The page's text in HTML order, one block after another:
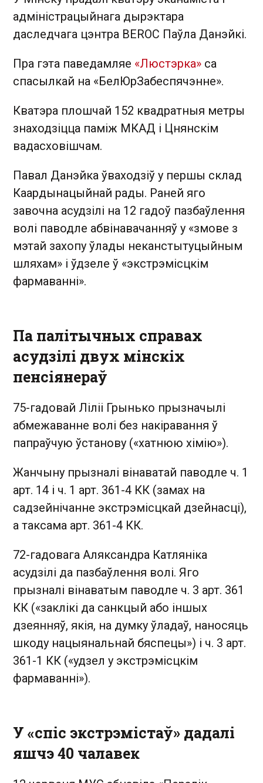
адміністрацыйнага дырэктара
даследчага цэнтра BEROC Паўла Данэйкі.
Пра гэта паведамляе «Люстэрка» са
спасылкай на «БелЮрЗабеспячэнне».
Кватэра плошчай 152 квадратныя метры
знаходзіцца паміж МКАД і Цнянскім
вадасховішчам.
Павал Данэйка ўваходзіў у першы склад
Каардынацыйнай рады. Раней яго
завочна асудзілі на 12 гадоў пазбаўлення
волі паводле абвінавачанняў у «змове з
мэтай захопу ўлады неканстытуцыйным
шляхам» і ўдзеле ў «экстрэмісцкім
фармаванні».
Па палітычных справах
асудзілі двух мінскіх
пенсіянераў
75-гадовай Ліліі Грынько прызначылі
абмежаванне волі без накіравання ў
папраўчую ўстанову («хатнюю хімію»).
Жанчыну прызналі вінаватай паводле ч. 1
арт. 14 і ч. 1 арт. 361-4 КК (замах на
садзейнічанне экстрэмісцкай дзейнасці),
а таксама арт. 361-4 КК.
72-гадовага Аляксандра Катляніка
асудзілі да пазбаўлення волі. Яго
прызналі вінаватым паводле ч. 3 арт. 361
КК («заклікі да санкцый або іншых
дзеянняў, якія, на думку ўладаў, наносяць
шкоду нацыянальнай бяспецы») і ч. 3 арт.
361-1 КК («удзел у экстрэмісцкім
фармаванні»).
У «спіс экстрэмістаў» дадалі
яшчэ 40 чалавек